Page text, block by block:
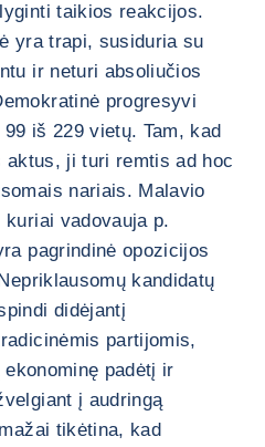
taikios reakcijos.
yra trapi, susiduria su
ir neturi absoliučios
progresyvi
iš 229 vietų. Tam, kad
ji turi remtis ad hoc
nariais. Malavio
vadovauja p.
pagrindinė opozicijos
kandidatų
didėjantį
partijomis,
padėtį ir
į audringą
tikėtina, kad